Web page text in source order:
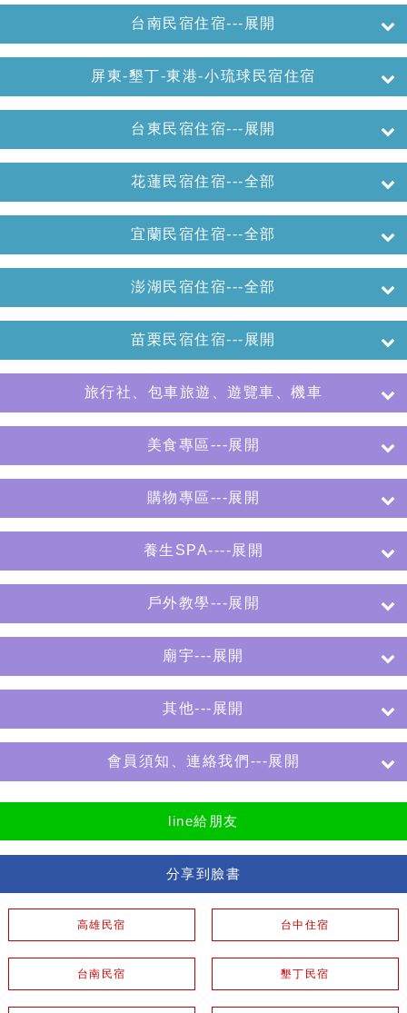
台南民宿住宿---展開
屏東-墾丁-東港-小琉球民宿住宿
台東民宿住宿---展開
花蓮民宿住宿---全部
宜蘭民宿住宿---全部
澎湖民宿住宿---全部
苗栗民宿住宿---展開
旅行社、包車旅遊、遊覽車、機車
美食專區---展開
購物專區---展開
養生SPA----展開
戶外教學---展開
廟宇---展開
其他---展開
會員須知、連絡我們---展開
line給朋友
分享到臉書
高雄民宿 台中住宿
台南民宿 墾丁民宿